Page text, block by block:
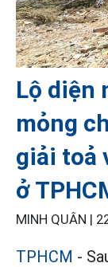
Lộ diện
mỏng
giải toả
ở
MINH QUÂN |
TPHCM -